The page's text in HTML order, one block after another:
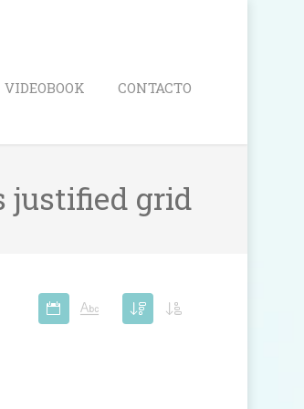
VIDEOBOOK CONTACTO
justified grid